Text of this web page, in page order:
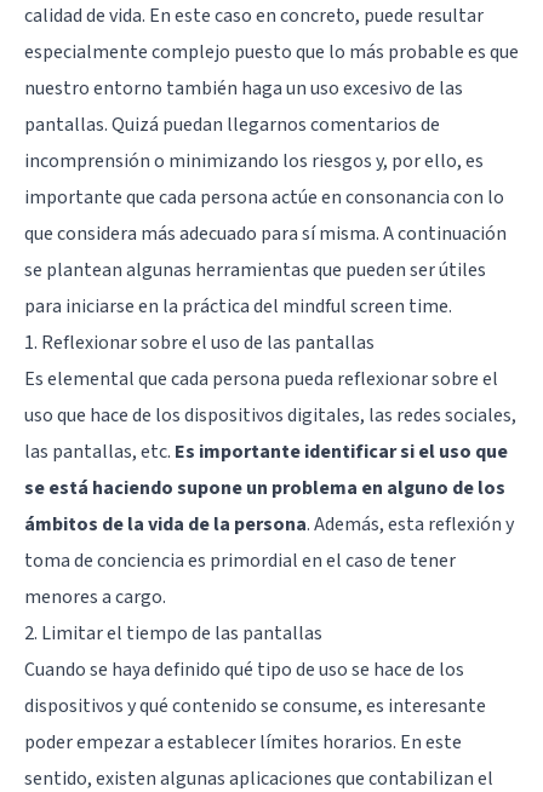
calidad de vida. En este caso en concreto, puede resultar
especialmente complejo puesto que lo más probable es que
nuestro entorno también haga un uso excesivo de las
pantallas. Quizá puedan llegarnos comentarios de
incomprensión o minimizando los riesgos y, por ello, es
importante que cada persona actúe en consonancia con lo
que considera más adecuado para sí misma. A continuación
se plantean algunas herramientas que pueden ser útiles
para iniciarse en la práctica del mindful screen time.
1. Reflexionar sobre el uso de las pantallas
Es elemental que cada persona pueda reflexionar sobre el
uso que hace de los dispositivos digitales, las redes sociales,
las pantallas, etc. Es importante identificar si el uso que
se está haciendo supone un problema en alguno de los
ámbitos de la vida de la persona. Además, esta reflexión y
toma de conciencia es primordial en el caso de tener
menores a cargo.
2. Limitar el tiempo de las pantallas
Cuando se haya definido qué tipo de uso se hace de los
dispositivos y qué contenido se consume, es interesante
poder empezar a establecer límites horarios. En este
sentido, existen algunas aplicaciones que contabilizan el